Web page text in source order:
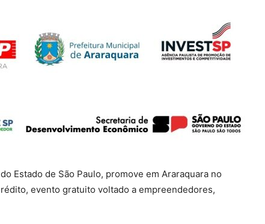
Estado de São Paulo, promove em Araraquara no
evento gratuito voltado a empreendedores,